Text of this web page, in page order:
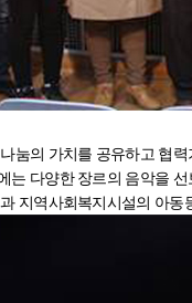
눔의 가치를 공유하고 협
는 다양한 장르의 음악을
지역사회복지시설의 아